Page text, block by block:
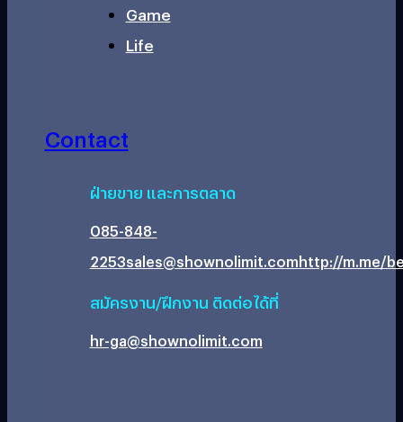
Game
Life
Contact
ฝ่ายขาย และการตลาด
085-848-
2253sales@shownolimit.comhttp://m.me/
สมัครงาน/ฝึกงาน ติดต่อได้ที่
hr-ga@shownolimit.com